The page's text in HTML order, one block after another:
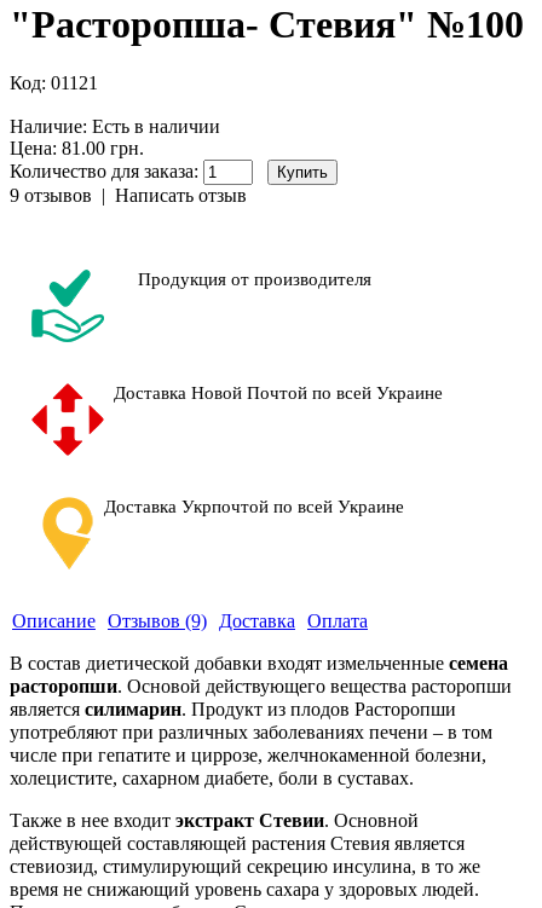
"Расторопша- Стевия" №100
Код: 01121
Наличие: Есть в наличии
Цена: 81.00 грн.
Количество для заказа:
9 отзывов | Написать отзыв
Продукция от производителя
Доставка Новой Почтой по всей Украине
Доставка Укрпочтой по всей Украине
Описание Отзывов (9) Доставка Оплата
В состав диетической добавки входят измельченные семена
расторопши. Основой действующего вещества расторопши
является силимарин. Продукт из плодов Расторопши
употребляют при различных заболеваниях печени – в том
числе при гепатите и циррозе, желчнокаменной болезни,
холецистите, сахарном диабете, боли в суставах.
Также в нее входит экстракт Стевии. Основной
действующей составляющей растения Стевия является
стевиозид, стимулирующий секрецию инсулина, в то же
время не снижающий уровень сахара у здоровых людей.